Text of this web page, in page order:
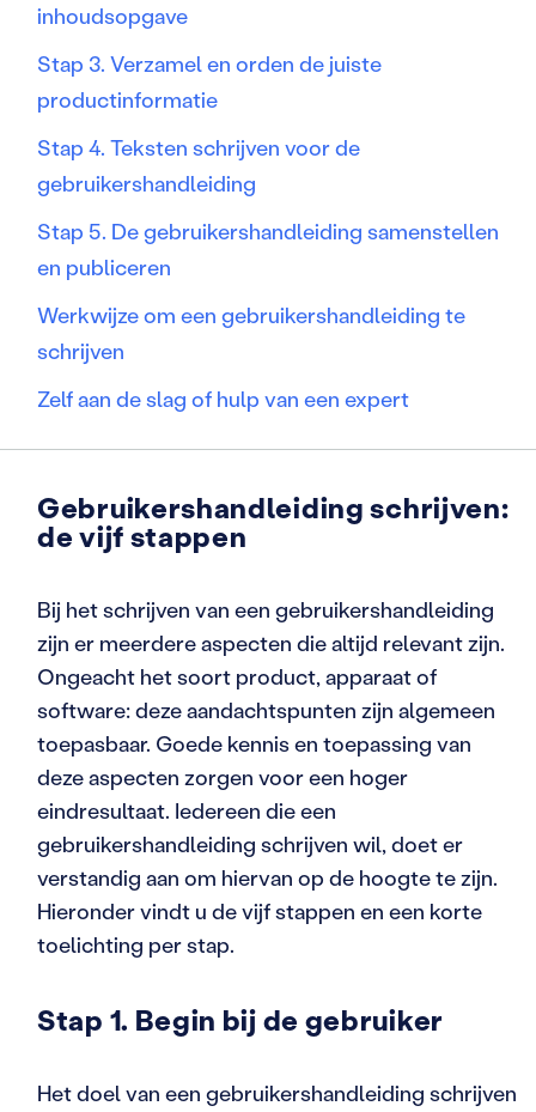
inhoudsopgave
Stap 3. Verzamel en orden de juiste
productinformatie
Stap 4. Teksten schrijven voor de
gebruikershandleiding
Stap 5. De gebruikershandleiding samenstellen
en publiceren
Werkwijze om een gebruikershandleiding te
schrijven
Zelf aan de slag of hulp van een expert
Gebruikershandleiding schrijven:
de vijf stappen
Bij het schrijven van een gebruikershandleiding
zijn er meerdere aspecten die altijd relevant zijn.
Ongeacht het soort product, apparaat of
software: deze aandachtspunten zijn algemeen
toepasbaar. Goede kennis en toepassing van
deze aspecten zorgen voor een hoger
eindresultaat. Iedereen die een
gebruikershandleiding schrijven wil, doet er
verstandig aan om hiervan op de hoogte te zijn.
Hieronder vindt u de vijf stappen en een korte
toelichting per stap.
Stap 1. Begin bij de gebruiker
Het doel van een gebruikershandleiding schrijven